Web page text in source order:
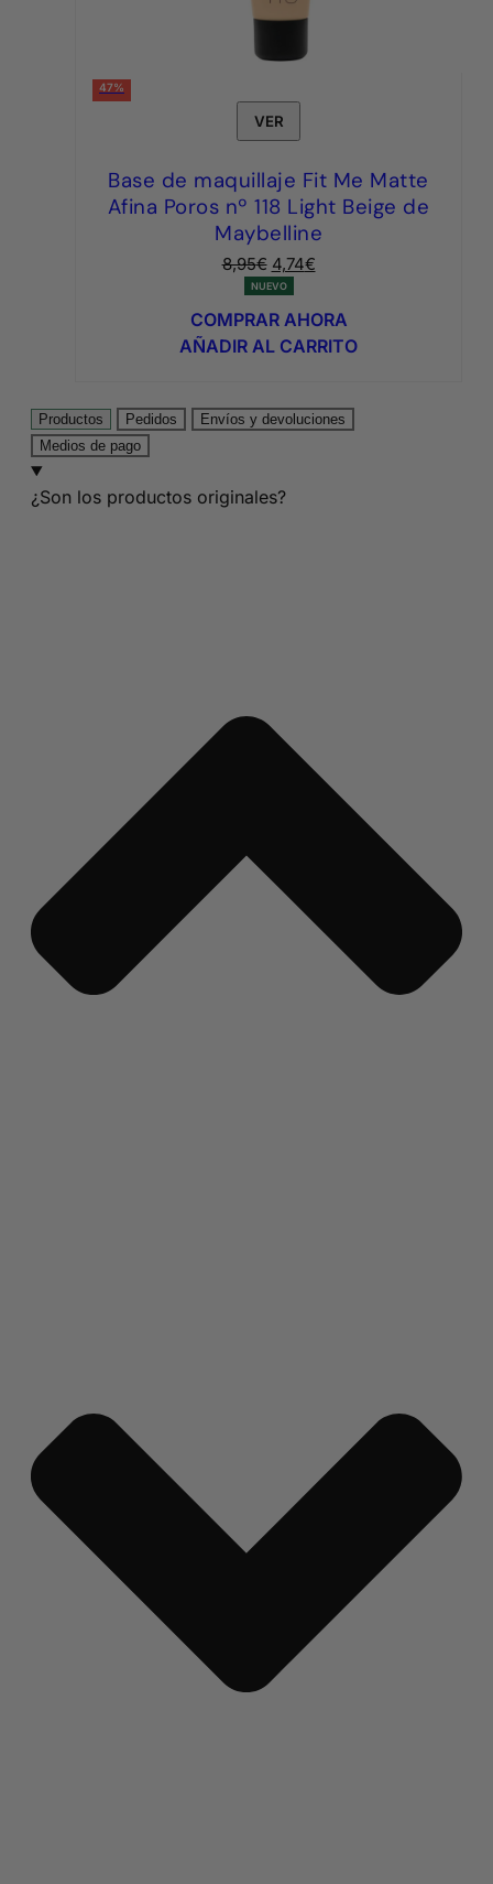
47%
VER
Base de maquillaje Fit Me Matte
Afina Poros nº 118 Light Beige de
Maybelline
8,95€ El
precio
original
era:
8,95€.
4,74€El
actual
es:
4,74€.
NUEVO
COMPRAR AHORA
AÑADIR AL CARRITO
Productos Pedidos
Envíos y devoluciones
Medios de pago
¿Son los productos originales?